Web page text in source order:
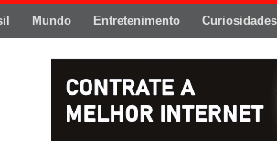
Mundo Entretenimento Curiosidades